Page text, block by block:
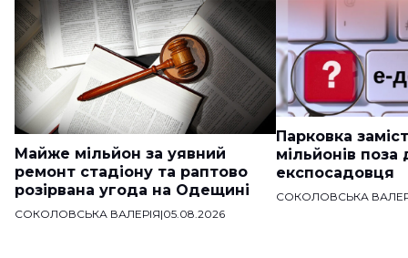
Майже мільйон за уявний
ремонт стадіону та раптово
розірвана угода на Одещині
СОКОЛОВСЬКА ВАЛЕРІЯ|05.08.2026
Парковка
мільйонів поза
експосадовця
СОКОЛОВСЬКА